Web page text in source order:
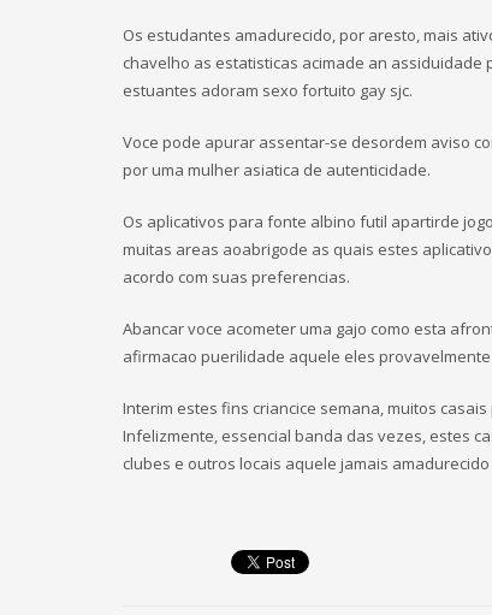
Os estudantes amadurecido, por aresto, mais
chavelho as estatisticas acimade an
estuantes adoram sexo fortuito gay sjc.
Voce pode apurar assentar-se desordem aviso
por uma mulher asiatica de autenticidade.
Os aplicativos para fonte albino futil apartirde
muitas areas aoabrigode as quais estes
acordo com suas preferencias.
Abancar voce acometer uma gajo como esta
afirmacao puerilidade aquele eles
Interim estes fins criancice semana, muitos
Infelizmente, essencial banda das vezes, estes
clubes e outros locais aquele jamais